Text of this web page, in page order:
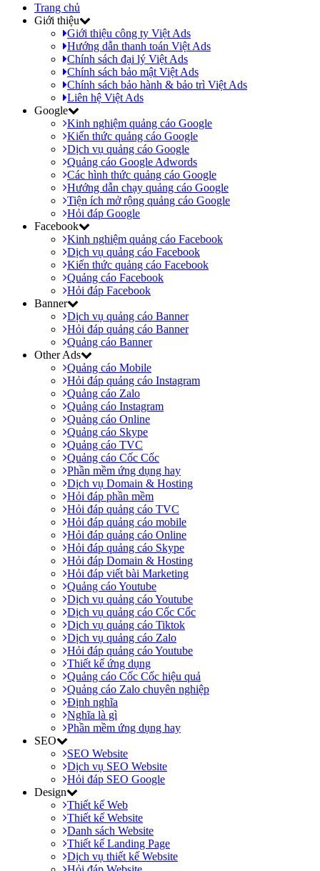
Trang chủ
Giới thiệu
Giới thiệu công ty Việt Ads
Hướng dẫn thanh toán Việt Ads
Chính sách đại lý Việt Ads
Chính sách bảo mật Việt Ads
Chính sách bảo hành & bảo trì Việt Ads
Liên hệ Việt Ads
Google
Kinh nghiệm quảng cáo Google
Kiến thức quảng cáo Google
Dịch vụ quảng cáo Google
Quảng cáo Google Adwords
Các hình thức quảng cáo Google
Hướng dẫn chạy quảng cáo Google
Tiện ích mở rộng quảng cáo Google
Hỏi đáp Google
Facebook
Kinh nghiệm quảng cáo Facebook
Dịch vụ quảng cáo Facebook
Kiến thức quảng cáo Facebook
Quảng cáo Facebook
Hỏi đáp Facebook
Banner
Dịch vụ quảng cáo Banner
Hỏi đáp quảng cáo Banner
Quảng cáo Banner
Other Ads
Quảng cáo Mobile
Hỏi đáp quảng cáo Instagram
Quảng cáo Zalo
Quảng cáo Instagram
Quảng cáo Online
Quảng cáo Skype
Quảng cáo TVC
Quảng cáo Cốc Cốc
Phần mềm ứng dụng hay
Dịch vụ Domain & Hosting
Hỏi đáp phần mềm
Hỏi đáp quảng cáo TVC
Hỏi đáp quảng cáo mobile
Hỏi đáp quảng cáo Online
Hỏi đáp quảng cáo Skype
Hỏi đáp Domain & Hosting
Hỏi đáp viết bài Marketing
Quảng cáo Youtube
Dịch vụ quảng cáo Youtube
Dịch vụ quảng cáo Cốc Cốc
Dịch vụ quảng cáo Tiktok
Dịch vụ quảng cáo Zalo
Hỏi đáp quảng cáo Youtube
Thiết kế ứng dụng
Quảng cáo Cốc Cốc hiệu quả
Quảng cáo Zalo chuyên nghiệp
Định nghĩa
Nghĩa là gì
Phần mềm ứng dụng hay
SEO
SEO Website
Dịch vụ SEO Website
Hỏi đáp SEO Google
Design
Thiết kế Web
Thiết kế Website
Danh sách Website
Thiết kế Landing Page
Dịch vụ thiết kế Website